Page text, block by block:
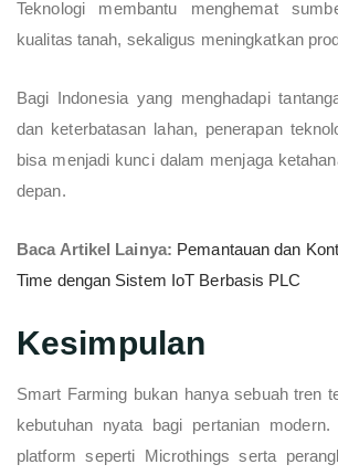
Teknologi membantu menghemat
kualitas tanah, sekaligus meningkatkan
Bagi Indonesia yang menghadapi
dan keterbatasan lahan, penerapan
bisa menjadi kunci dalam menjaga
depan.
Baca Artikel Lainya: Pemantauan dan
Time dengan Sistem IoT Berbasis PLC
Kesimpulan
Smart Farming bukan hanya sebuah tren
kebutuhan nyata bagi pertanian modern.
platform seperti Microthings serta